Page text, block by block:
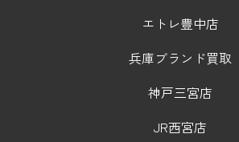
エトレ豊中店
兵庫ブランド買取
神戸三宮店
JR西宮店